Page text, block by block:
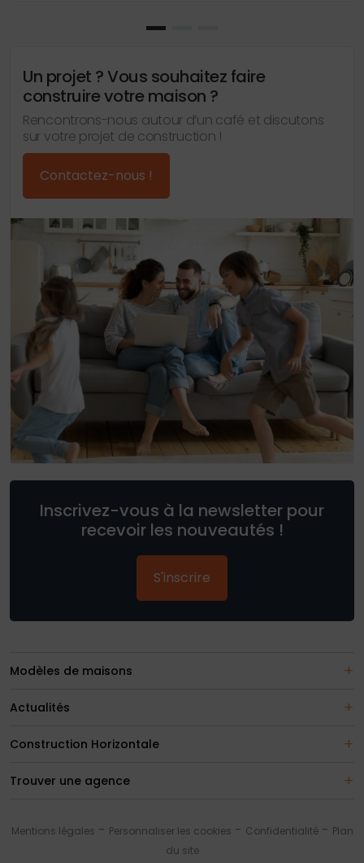
Un projet ? Vous souhaitez faire
construire votre maison ?
Rencontrons-nous autour d’un café et discutons
sur votre projet de construction !
Contactez-nous !
Inscrivez-vous à la newsletter pour
recevoir les nouveautés !
S'inscrire
Modèles de maisons
Actualités
Construction Horizontale
Trouver une agence
Mentions légales Personnaliser les cookies Confidentialité
Plan
du site